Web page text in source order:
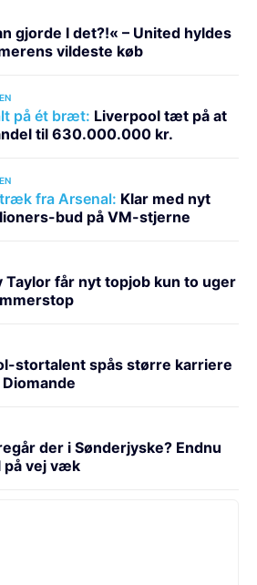
gjorde I det?!« – United hyldes
vildeste køb
på ét bræt: Liverpool tæt på at
til 630.000.000 kr.
fra Arsenal: Klar med nyt
bud på VM-stjerne
Taylor får nyt topjob kun to uger
stortalent spås større karriere
der i Sønderjyske? Endnu
på vej væk